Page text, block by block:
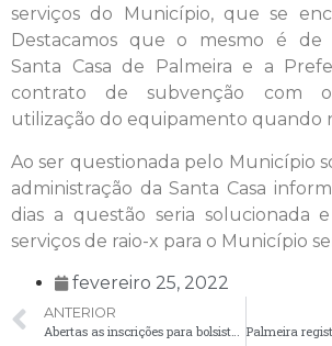
serviços do Município, que se
Destacamos que o mesmo é de
Santa Casa de Palmeira e a
contrato de subvenção com
utilização do equipamento quando
Ao ser questionada pelo Município
administração da Santa Casa
dias a questão seria solucionada
serviços de raio-x para o Município
fevereiro 25, 2022
ANTERIOR
Abertas as inscrições para bolsistas da Banda Municipal de Palmeira